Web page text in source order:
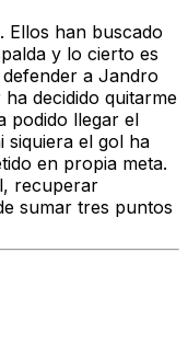
han buscado
y lo cierto es
a Jandro
decidido quitarme
podido llegar el
siquiera el gol ha
en propia meta.
recuperar
sumar tres puntos